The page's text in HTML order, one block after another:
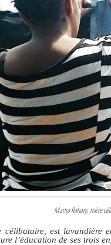
Mama Rahary, mère
célibataire, est lavandière
l’éducation de ses trois